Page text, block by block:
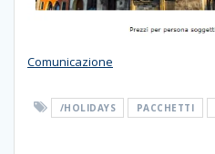
Comunicazione
/HOLIDAYS PACCHETTI